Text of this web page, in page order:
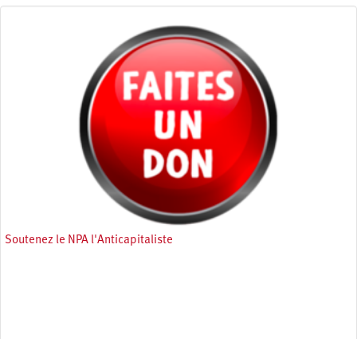
Soutenez le NPA l'Anticapitaliste